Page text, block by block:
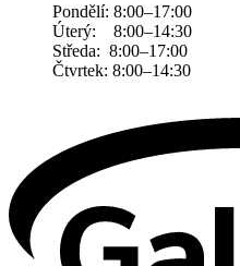
Pondělí: 8:00–17:00
Úterý: 8:00–14:30
Středa: 8:00–17:00
Čtvrtek: 8:00–14:30